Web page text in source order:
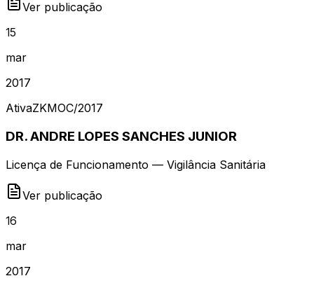
Ver publicação
15
mar
2017
AtivaZKMOC/2017
DR. ANDRE LOPES SANCHES JUNIOR
Licença de Funcionamento — Vigilância Sanitária
Ver publicação
16
mar
2017